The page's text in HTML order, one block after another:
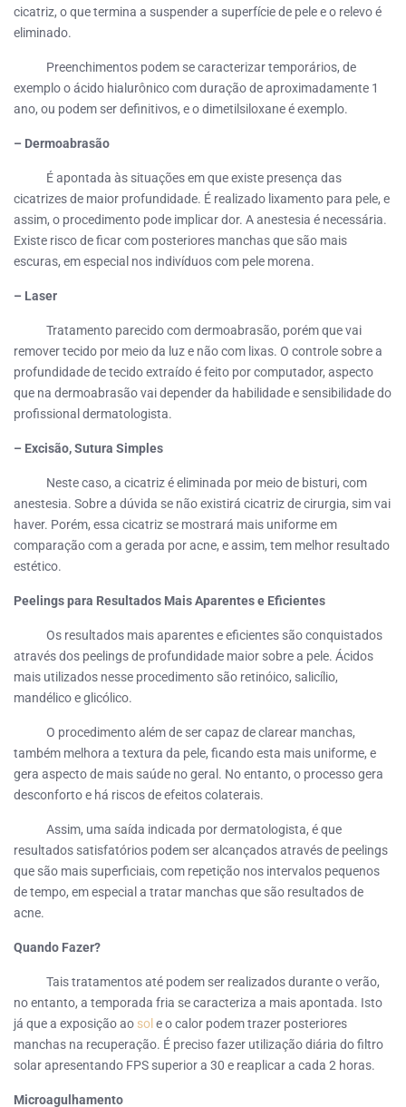
cicatriz, o que termina a suspender a superfície de pele e o relevo é
eliminado.
Preenchimentos podem se caracterizar temporários, de
exemplo o ácido hialurônico com duração de aproximadamente 1
ano, ou podem ser definitivos, e o dimetilsiloxane é exemplo.
– Dermoabrasão
É apontada às situações em que existe presença das
cicatrizes de maior profundidade. É realizado lixamento para pele, e
assim, o procedimento pode implicar dor. A anestesia é necessária.
Existe risco de ficar com posteriores manchas que são mais
escuras, em especial nos indivíduos com pele morena.
– Laser
Tratamento parecido com dermoabrasão, porém que vai
remover tecido por meio da luz e não com lixas. O controle sobre a
profundidade de tecido extraído é feito por computador, aspecto
que na dermoabrasão vai depender da habilidade e sensibilidade do
profissional dermatologista.
– Excisão, Sutura Simples
Neste caso, a cicatriz é eliminada por meio de bisturi, com
anestesia. Sobre a dúvida se não existirá cicatriz de cirurgia, sim vai
haver. Porém, essa cicatriz se mostrará mais uniforme em
comparação com a gerada por acne, e assim, tem melhor resultado
estético.
Peelings para Resultados Mais Aparentes e Eficientes
Os resultados mais aparentes e eficientes são conquistados
através dos peelings de profundidade maior sobre a pele. Ácidos
mais utilizados nesse procedimento são retinóico, salicílio,
mandélico e glicólico.
O procedimento além de ser capaz de clarear manchas,
também melhora a textura da pele, ficando esta mais uniforme, e
gera aspecto de mais saúde no geral. No entanto, o processo gera
desconforto e há riscos de efeitos colaterais.
Assim, uma saída indicada por dermatologista, é que
resultados satisfatórios podem ser alcançados através de peelings
que são mais superficiais, com repetição nos intervalos pequenos
de tempo, em especial a tratar manchas que são resultados de
acne.
Quando Fazer?
Tais tratamentos até podem ser realizados durante o verão,
no entanto, a temporada fria se caracteriza a mais apontada. Isto
já que a exposição ao sol e o calor podem trazer posteriores
manchas na recuperação. É preciso fazer utilização diária do filtro
solar apresentando FPS superior a 30 e reaplicar a cada 2 horas.
Microagulhamento